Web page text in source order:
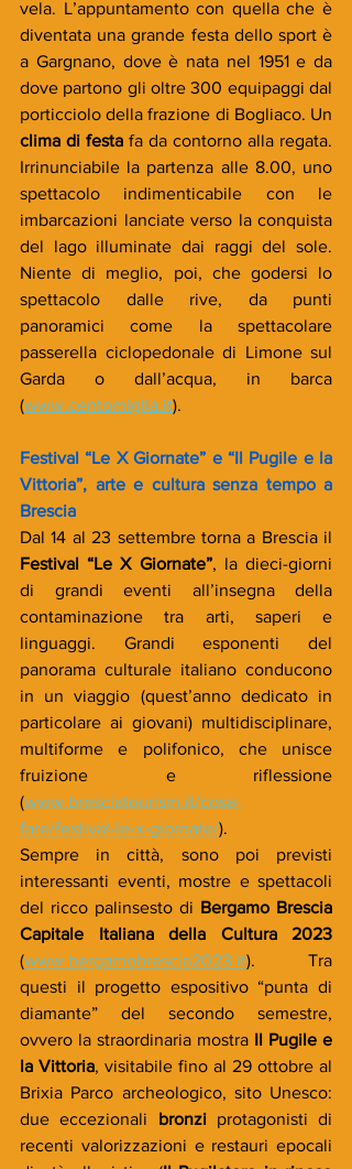
vela. L’appuntamento con quella che è
diventata una grande festa dello sport è
a Gargnano, dove è nata nel 1951 e da
dove partono gli oltre 300 equipaggi dal
clima di festa fa da contorno alla regata.
Irrinunciabile la partenza alle 8.00, uno
spettacolo indimenticabile con le
imbarcazioni lanciate verso la conquista
del lago illuminate dai raggi del sole.
Niente di meglio, poi, che godersi lo
spettacolo dalle rive, da punti
panoramici come la spettacolare
passerella ciclopedonale di Limone sul
Garda o dall’acqua, in barca
(www.centomiglia.it).
Festival “Le X Giornate” e “Il Pugile e la
Vittoria”, arte e cultura senza tempo a
Brescia
Festival “Le X Giornate”, la dieci-giorni
di grandi eventi all’insegna della
contaminazione tra arti, saperi e
linguaggi. Grandi esponenti del
panorama culturale italiano conducono
in un viaggio (quest’anno dedicato in
particolare ai giovani) multidisciplinare,
multiforme e polifonico, che unisce
fruizione e riflessione
(www.bresciatourism.it/cosa-
fare/festival-le-x-giornate/).
Sempre in città, sono poi previsti
interessanti eventi, mostre e spettacoli
del ricco palinsesto di Bergamo Brescia
Capitale Italiana della Cultura 2023
(www.bergamobrescia2023.it). Tra
questi il progetto espositivo “punta di
diamante” del secondo semestre,
ovvero la straordinaria mostra Il Pugile e
la Vittoria, visitabile fino al 29 ottobre al
Brixia Parco archeologico, sito Unesco:
due eccezionali bronzi protagonisti di
recenti valorizzazioni e restauri epocali